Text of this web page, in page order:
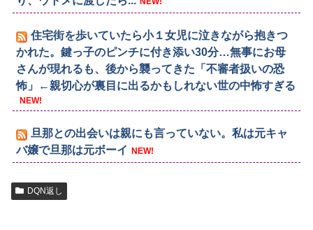
住宅街を歩いていたら小１女児に泣きながら抱きつ
かれた。鍵っ子のピンチに付き添い30分…無事にお母
さんが現れるも、後から襲ってきた「不審者扱いの恐
怖」←親切心が裏目に出るかもしれない世の中怖すぎる
NEW!
旦那との出会いは親にも言っていない。私は元キャ
バ嬢で旦那は元ボーイ
NEW!
DQN返し